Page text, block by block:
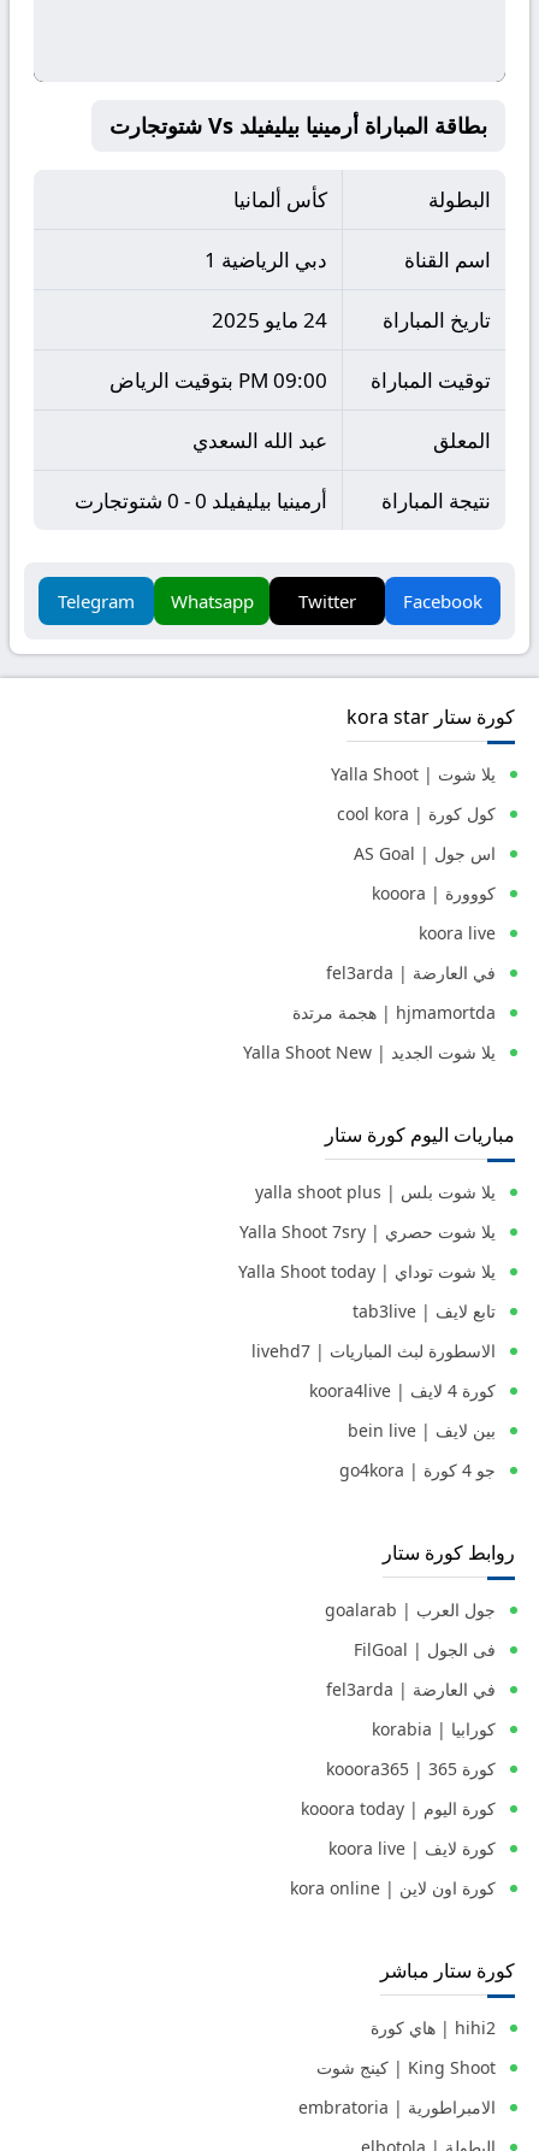
بطاقة المباراة أرمينيا بيليفيلد Vs شتوتجارت
البطولة كأس ألمانيا
اسم القناة دبي الرياضية 1
تاريخ المباراة 24 مايو 2025
توقيت المباراة 09:00 PM بتوقيت الرياض
المعلق عبد الله السعدي
نتيجة المباراة أرمينيا بيليفيلد 0 - 0 شتوتجارت
Facebook
Twitter
Whatsapp
Telegram
كورة ستار kora star
يلا شوت | Yalla Shoot
كول كورة | cool kora
اس جول | AS Goal
كووورة | kooora
koora live
في العارضة | fel3arda
hjmamortda | هجمة مرتدة
يلا شوت الجديد | Yalla Shoot New
مباريات اليوم كورة ستار
يلا شوت بلس | yalla shoot plus
يلا شوت حصري | Yalla Shoot 7sry
يلا شوت توداي | Yalla Shoot today
تابع لايف | tab3live
الاسطورة لبث المباريات | livehd7
كورة 4 لايف | koora4live
بين لايف | bein live
جو 4 كورة | go4kora
روابط كورة ستار
جول العرب | goalarab
فى الجول | FilGoal
في العارضة | fel3arda
كورابيا | korabia
كورة 365 | kooora365
كورة اليوم | kooora today
كورة لايف | koora live
كورة اون لاين | kora online
كورة ستار مباشر
hihi2 | هاي كورة
King Shoot | كينج شوت
الامبراطورية | embratoria